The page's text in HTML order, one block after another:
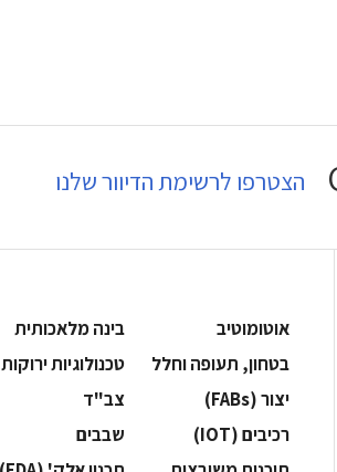
הצטרפו לרשימת הדיוור שלנו
אוטומוטיב
בינה מלאכותית
בטחון, תעופה וחלל
‫טכנולוגיות ירוקות‬
‫יצור (‪(FABs‬‬
‫צב"ד‬
‫רכיבים‬ (IOT)
‫שבבים‬